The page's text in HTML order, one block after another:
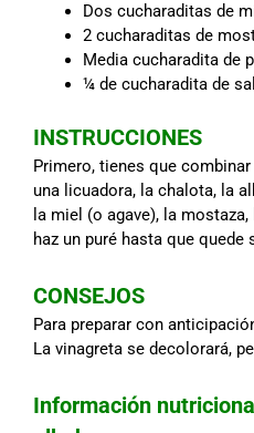
Dos cucharaditas de
2 cucharaditas de
Media cucharadita de
¼ de cucharadita de sal
INSTRUCCIONES
Primero, tienes que
una licuadora, la chalota, la
la miel (o agave), la
haz un puré hasta que quede
CONSEJOS
Para preparar con
La vinagreta se decolorará,
Información